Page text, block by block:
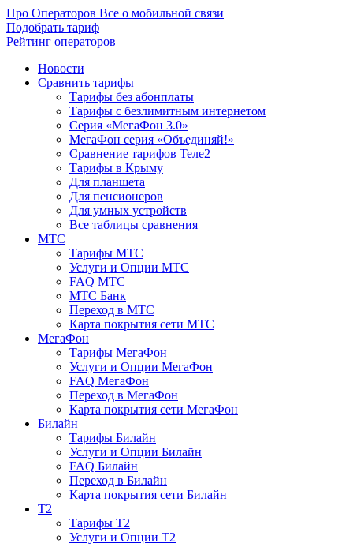
Про Операторов Все о мобильной связи
Подобрать тариф
Рейтинг операторов
Новости
Сравнить тарифы
Тарифы без абонплаты
Тарифы с безлимитным интернетом
Серия «МегаФон 3.0»
МегаФон серия «Объединяй!»
Сравнение тарифов Теле2
Тарифы в Крыму
Для планшета
Для пенсионеров
Для умных устройств
Все таблицы сравнения
МТС
Тарифы МТС
Услуги и Опции МТС
FAQ МТС
МТС Банк
Переход в МТС
Карта покрытия сети МТС
МегаФон
Тарифы МегаФон
Услуги и Опции МегаФон
FAQ МегаФон
Переход в МегаФон
Карта покрытия сети МегаФон
Билайн
Тарифы Билайн
Услуги и Опции Билайн
FAQ Билайн
Переход в Билайн
Карта покрытия сети Билайн
T2
Тарифы T2
Услуги и Опции T2